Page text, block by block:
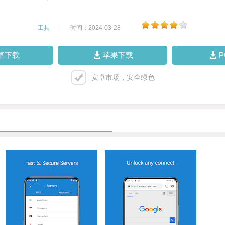
工具 时间：2024-03-28
下载 苹果下载
安卓市场，安全绿色